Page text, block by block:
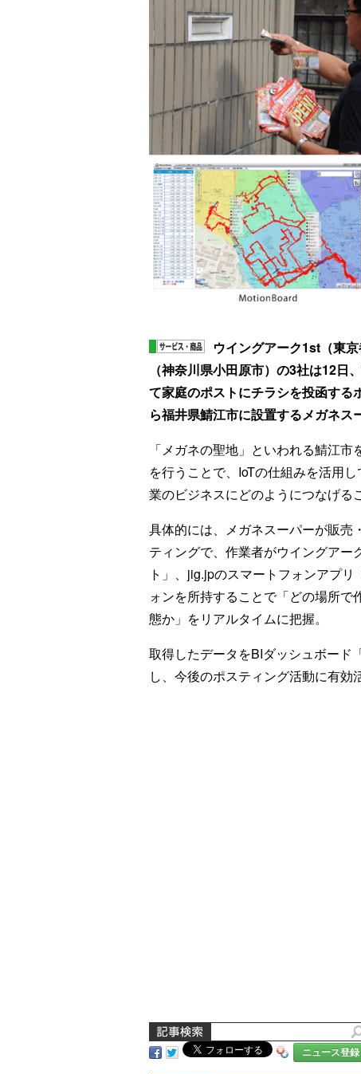
ウイングアーク1st（東
（神奈川県小田原市）の3社は12日
て家庭のポストにチラシを投函す
ら福井県鯖江市に設置するメガネス
「メガネの聖地」といわれる鯖江
を行うことで、IoTの仕組みを活用
業のビジネスにどのようにつなげる
具体的には、メガネスーパーが販売
ティングで、作業者がウイングアー
ト」、jig.jpのスマートフォンアプ
ォンを所持することで「どの場所
態か」をリアルタイムに把握。
取得したデータをBIダッシュボード
し、今後のポスティング活動に有効
ニュース登録